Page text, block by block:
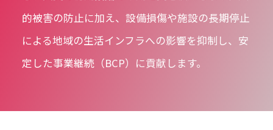
的被害の防止に加え、設備損傷や施設の長期停止
による地域の生活インフラへの影響を抑制し、安
定した事業継続（BCP）に貢献します。